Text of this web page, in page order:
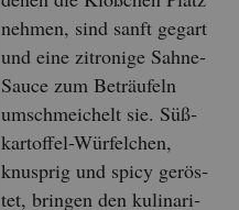
neh­men, sind sanft ge­gart
und eine zi­tro­ni­ge Sahne-
Sauce zum Be­träu­feln
um­schmei­chelt sie. Sü­ß­
kar­tof­fel-Wür­fel­chen,
knusp­rig und spicy ge­rös­
tet, brin­gen den ku­li­na­ri­